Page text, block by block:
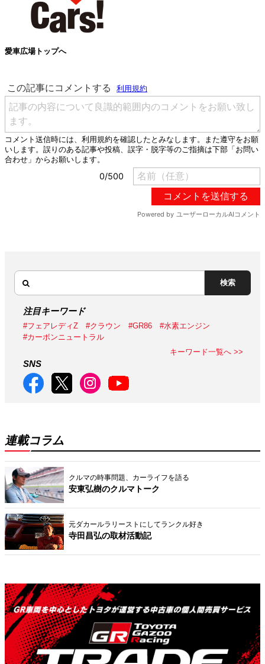
愛車広場トップへ
検索
注目キーワード
#フェアレディZ #クラウン #GR86
#水素エンジン
#カーボンニュートラル
キーワード一覧へ >>
SNS
連載コラム
クルマの時事問題、カーライフを語る
安東弘樹のクルマトーク
元ダカールラリーストにしてランクル好き
寺田昌弘の取材活動記